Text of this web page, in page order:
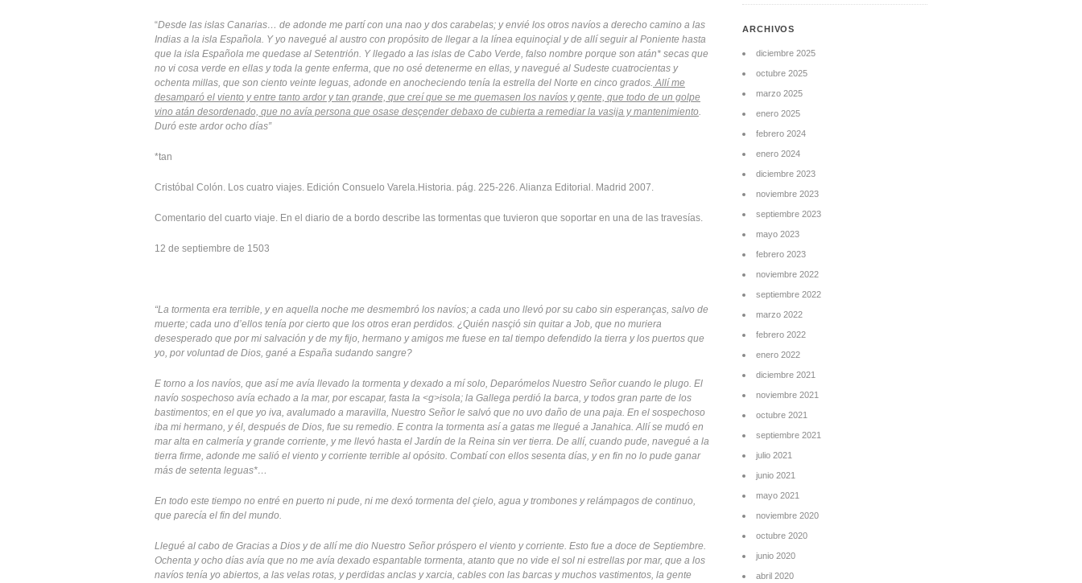
“Desde las islas Canarias… de adonde me partí con una nao y dos carabelas; y envié los otros navíos a derecho camino a las
Indias a la isla Española. Y yo navegué al austro con propósito de llegar a la línea equinoçial y de allí seguir al Poniente hasta
que la isla Española me quedase al Setentrión. Y llegado a las islas de Cabo Verde, falso nombre porque son atán* secas que
no vi cosa verde en ellas y toda la gente enferma, que no osé detenerme en ellas, y navegué al Sudeste cuatrocientas y
ochenta millas, que son ciento veinte leguas, adonde en anocheciendo tenía la estrella del Norte en cinco grados. Allí me
desamparó el viento y entre tanto ardor y tan grande, que creí que se me quemasen los navíos y gente, que todo de un golpe
vino atán desordenado, que no avía persona que osase desçender debaxo de cubierta a remediar la vasija y mantenimiento.
Duró este ardor ocho días”
*tan
Cristóbal Colón. Los cuatro viajes. Edición Consuelo Varela.Historia. pág. 225-226. Alianza Editorial. Madrid 2007.
Comentario del cuarto viaje. En el diario de a bordo describe las tormentas que tuvieron que soportar en una de las travesías.
12 de septiembre de 1503
“La tormenta era terrible, y en aquella noche me desmembró los navíos; a cada uno llevó por su cabo sin esperanças, salvo de
muerte; cada uno d’ellos tenía por cierto que los otros eran perdidos. ¿Quién nasçió sin quitar a Job, que no muriera
desesperado que por mi salvación y de my fijo, hermano y amigos me fuese en tal tiempo defendido la tierra y los puertos que
yo, por voluntad de Dios, gané a España sudando sangre?
E torno a los navíos, que así me avía llevado la tormenta y dexado a mí solo, Deparómelos Nuestro Señor cuando le plugo. El
navío sospechoso avía echado a la mar, por escapar, fasta la <g>isola; la Gallega perdió la barca, y todos gran parte de los
bastimentos; en el que yo iva, avalumado a maravilla, Nuestro Señor le salvó que no uvo daño de una paja. En el sospechoso
iba mi hermano, y él, después de Dios, fue su remedio. E contra la tormenta así a gatas me llegué a Janahica. Allí se mudó en
mar alta en calmería y grande corriente, y me llevó hasta el Jardín de la Reina sin ver tierra. De allí, cuando pude, navegué a la
tierra firme, adonde me salió el viento y corriente terrible al opósito. Combatí con ellos sesenta días, y en fin no lo pude ganar
más de setenta leguas*…
En todo este tiempo no entré en puerto ni pude, ni me dexó tormenta del çielo, agua y trombones y relámpagos de continuo,
que parecía el fin del mundo.
Llegué al cabo de Gracias a Dios y de allí me dio Nuestro Señor próspero el viento y corriente. Esto fue a doce de Septiembre.
Ochenta y ocho días avía que no me avía dexado espantable tormenta, atanto que no vide el sol ni estrellas por mar, que a los
navíos tenía yo abiertos, a las velas rotas, y perdidas anclas y xarcia, cables con las barcas y muchos vastimentos, la gente
ARCHIVOS
diciembre 2025
octubre 2025
marzo 2025
enero 2025
febrero 2024
enero 2024
diciembre 2023
noviembre 2023
septiembre 2023
mayo 2023
febrero 2023
noviembre 2022
septiembre 2022
marzo 2022
febrero 2022
enero 2022
diciembre 2021
noviembre 2021
octubre 2021
septiembre 2021
julio 2021
junio 2021
mayo 2021
noviembre 2020
octubre 2020
junio 2020
abril 2020